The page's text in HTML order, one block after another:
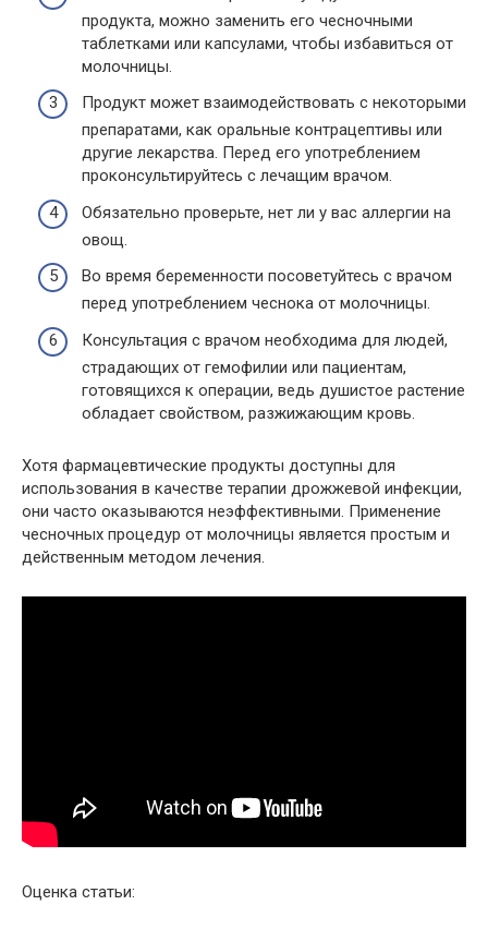
продукта, можно заменить его чесночными
таблетками или капсулами, чтобы избавиться от
молочницы.
Продукт может взаимодействовать с некоторыми
препаратами, как оральные контрацептивы или
другие лекарства. Перед его употреблением
проконсультируйтесь с лечащим врачом.
Обязательно проверьте, нет ли у вас аллергии на
овощ.
Во время беременности посоветуйтесь с врачом
перед употреблением чеснока от молочницы.
Консультация с врачом необходима для людей,
страдающих от гемофилии или пациентам,
готовящихся к операции, ведь душистое растение
обладает свойством, разжижающим кровь.
Хотя фармацевтические продукты доступны для
использования в качестве терапии дрожжевой инфекции,
они часто оказываются неэффективными. Применение
чесночных процедур от молочницы является простым и
действенным методом лечения.
Оценка статьи: